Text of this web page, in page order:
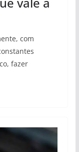
com
fazer